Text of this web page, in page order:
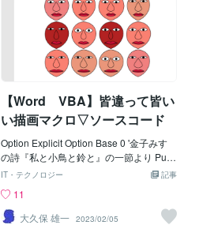
LGRD + FLDISMRD) * 2 '横-間隔
Const FLDIHPIT = FLDIVPIT
'縦-間隔 Const FLDILN
WE = 1.5 '線の太さ '----------------------
-----------------------------------------------------
Dim Ip As Integer, Jp As Integer Dim K
p As Integer, Lp As Integer Dim i
【Word VBA】皆違って皆い
い描画マクロ▽ソースコード
Option Explicit Option Base 0 '金子みすゞ
の詩『私と小鳥と鈴と』の一節より Publi
c Sub 皆違って皆いい描画マクロ() Co
位置Ｘ Const KANETOPP = 80
' Ｙ ' Const KANEV
PIT = 75 '横-間隔 Const KA
記事
IT・テクノロジー
11
大久保 雄一 2023/02/05